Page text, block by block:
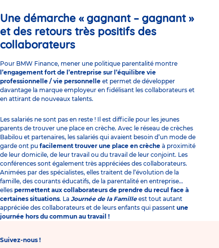
Une démarche « gagnant – gagnant »
et des retours très positifs des
collaborateurs
Pour BMW Finance, mener une politique parentalité montre
l’engagement fort de l’entreprise sur l’équilibre vie
professionnelle / vie personnelle et permet de développer
davantage la marque employeur en fidélisant les collaborateurs et
en attirant de nouveaux talents.
Les salariés ne sont pas en reste ! Il est difficile pour les jeunes
parents de trouver une place en crèche. Avec le réseau de crèches
Babilou et partenaires, les salariés qui avaient besoin d’un mode de
garde ont pu facilement trouver une place en crèche à proximité
de leur domicile, de leur travail ou du travail de leur conjoint. Les
conférences sont également très appréciées des collaborateurs.
Animées par des spécialistes, elles traitent de l’évolution de la
famille, des courants éducatifs, de la parentalité en entreprise…
elles permettent aux collaborateurs de prendre du recul face à
certaines situations. La Journée de la Famille est tout autant
appréciée des collaborateurs et de leurs enfants qui passent une
journée hors du commun au travail !
Suivez-nous !